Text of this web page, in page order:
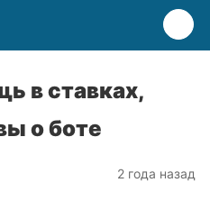
в ставках,
о боте
2 года назад